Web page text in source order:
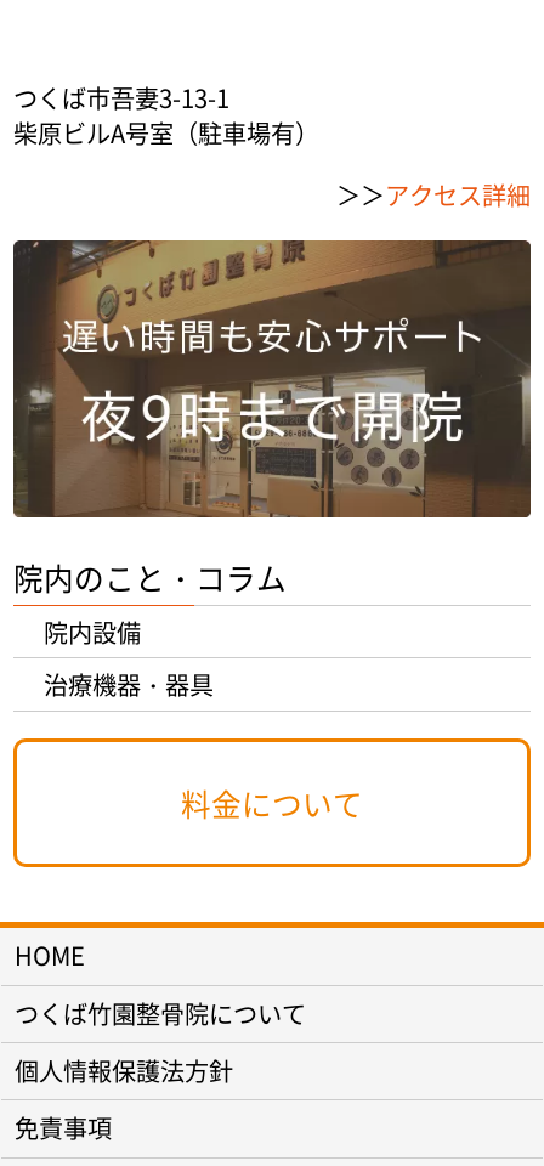
つくば市吾妻3-13-1
柴原ビルA号室（駐車場有）
＞＞アクセス詳細
院内のこと・コラム
院内設備
治療機器・器具
料金について
HOME
つくば竹園整骨院について
個人情報保護法方針
免責事項